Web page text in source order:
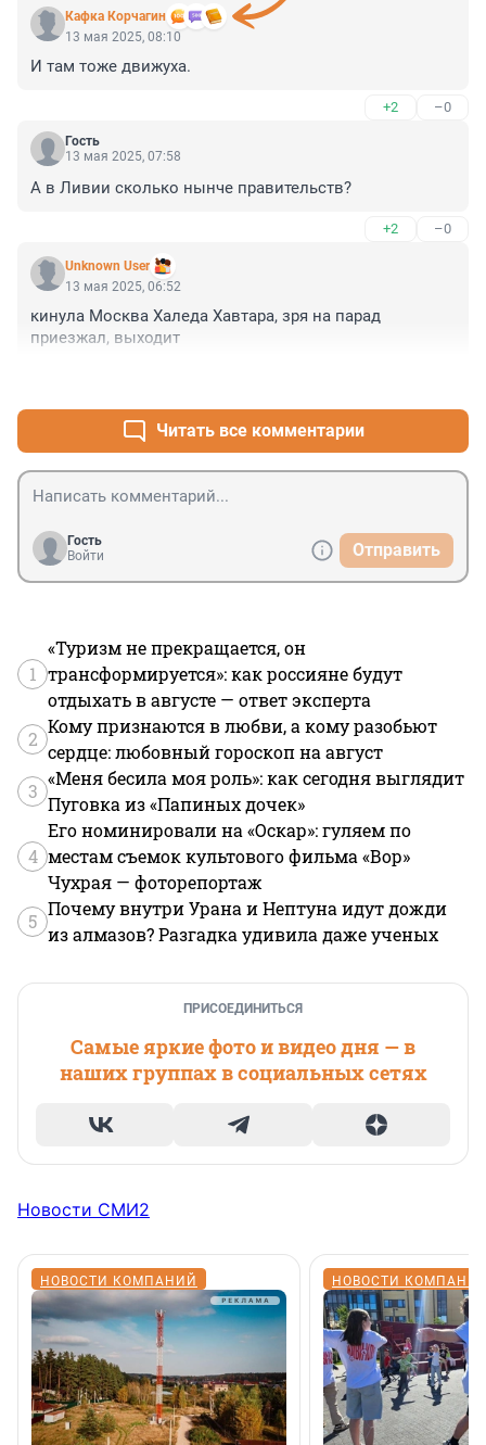
Кафка Корчагин
13 мая 2025, 08:10
И там тоже движуха.
+2 –0
Гость
13 мая 2025, 07:58
А в Ливии сколько нынче правительств?
+2 –0
Unknown User
13 мая 2025, 06:52
кинула Москва Халеда Хавтара, зря на парад
приезжал, выходит
Читать все комментарии
Гость
Войти
Отправить
1
«Туризм не прекращается, он
трансформируется»: как россияне будут
отдыхать в августе — ответ эксперта
2
Кому признаются в любви, а кому разобьют
сердце: любовный гороскоп на август
3
«Меня бесила моя роль»: как сегодня выглядит
Пуговка из «Папиных дочек»
4
Его номинировали на «Оскар»: гуляем по
местам съемок культового фильма «Вор»
Чухрая — фоторепортаж
5
Почему внутри Урана и Нептуна идут дожди
из алмазов? Разгадка удивила даже ученых
ПРИСОЕДИНИТЬСЯ
Самые яркие фото и видео дня — в
наших группах в социальных сетях
Новости СМИ2
НОВОСТИ КОМПАНИЙ НОВОСТИ